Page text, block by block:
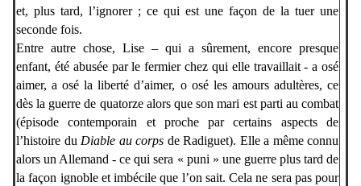
et, plus tard, l’ignorer ; ce qui est une façon de la tuer une
seconde fois.
Entre autre chose, Lise – qui a sûrement, encore presque
enfant, été abusée par le fermier chez qui elle travaillait - a osé
aimer, a osé la liberté d’aimer, o osé les amours adultères, ce
dès la guerre de quatorze alors que son mari est parti au combat
(épisode contemporain et proche par certains aspects de
l’histoire du Diable au corps de Radiguet). Elle a même connu
alors un Allemand - ce qui sera « puni » une guerre plus tard de
la façon ignoble et imbécile que l’on sait. Cela ne sera pas pour